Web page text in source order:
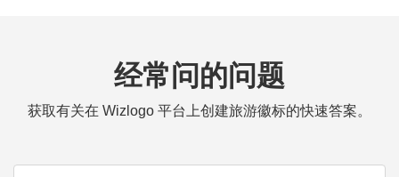
经常问的问题
获取有关在 Wizlogo 平台上创建旅游徽标的快速答案。